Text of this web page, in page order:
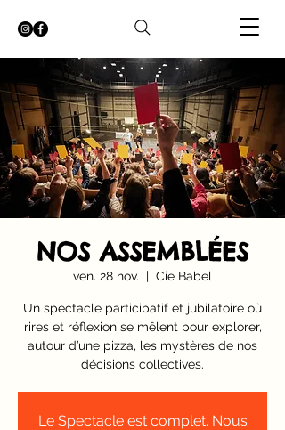
NOS ASSEMBLÉES
ven. 28 nov.
  |
Cie Babel
Un spectacle participatif et jubilatoire où
rires et réflexion se mêlent pour explorer,
autour d’une pizza, les mystères de nos
décisions collectives.
Le Spectacle est complet. Nous